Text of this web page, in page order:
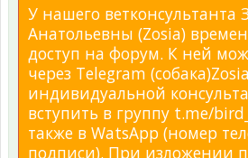
У нашего ветконсультанта
Анатольевны (Zosia)
доступ на форум. К ней
через Telegram
индивидуальной
вступить в группу t.me/
также в WatsApp (номер
подписи). При изложении